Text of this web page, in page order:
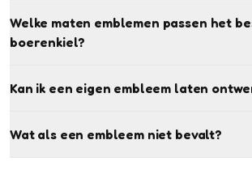
Welke maten emblemen passen het
boerenkiel?
Kan ik een eigen embleem laten
Wat als een embleem niet bevalt?